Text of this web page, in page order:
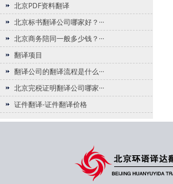
北京PDF资料翻译
北京标书翻译公司哪家好？···
北京商务陪同一般多少钱？···
翻译项目
翻译公司的翻译流程是什么···
北京完税证明翻译公司哪家···
证件翻译-证件翻译价格